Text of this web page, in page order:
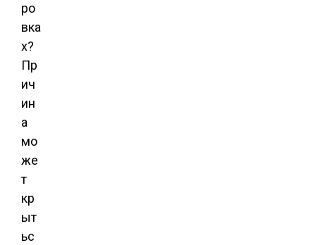
ро
вка
х?
Пр
ич
ин
а
мо
же
т
кр
ыт
ьс